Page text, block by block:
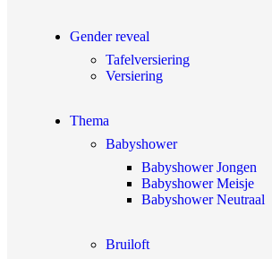
Gender reveal
Tafelversiering
Versiering
Thema
Babyshower
Babyshower Jongen
Babyshower Meisje
Babyshower Neutraal
Bruiloft